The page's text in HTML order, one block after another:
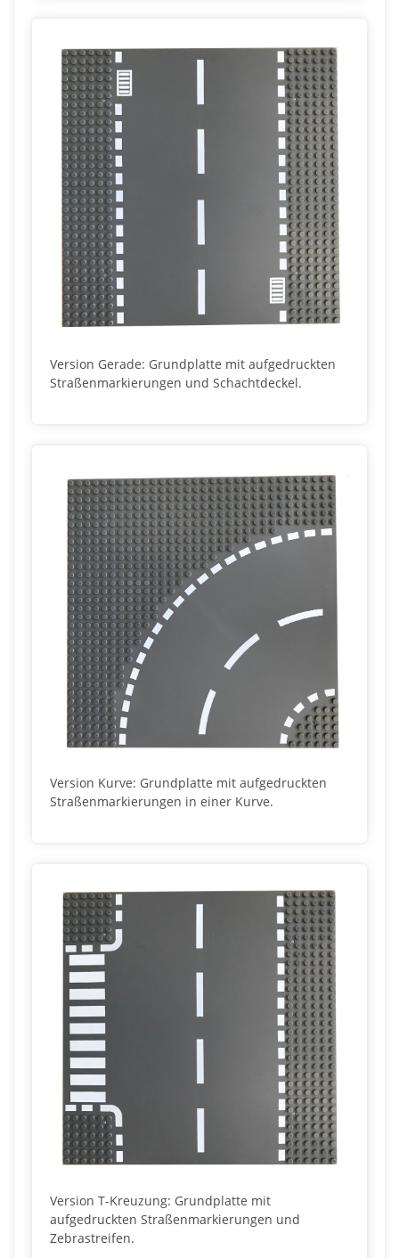
Version Gerade: Grundplatte mit aufgedruckten
Straßenmarkierungen und Schachtdeckel.
Version Kurve: Grundplatte mit aufgedruckten
Straßenmarkierungen in einer Kurve.
Version T-Kreuzung: Grundplatte mit
aufgedruckten Straßenmarkierungen und
Zebrastreifen.